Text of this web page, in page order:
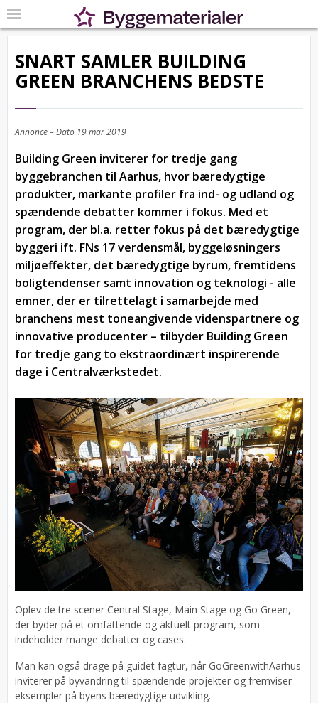
SNART SAMLER BUILDING
GREEN BRANCHENS BEDSTE
Annonce – Dato 19 mar 2019
Building Green inviterer for tredje gang
byggebranchen til Aarhus, hvor bæredygtige
produkter, markante profiler fra ind- og udland og
spændende debatter kommer i fokus. Med et
program, der bl.a. retter fokus på det bæredygtige
byggeri ift. FNs 17 verdensmål, byggeløsningers
miljøeffekter, det bæredygtige byrum, fremtidens
boligtendenser samt innovation og teknologi - alle
emner, der er tilrettelagt i samarbejde med
branchens mest toneangivende videnspartnere og
innovative producenter – tilbyder Building Green
for tredje gang to ekstraordinært inspirerende
dage i Centralværkstedet.
Oplev de tre scener Central Stage, Main Stage og Go Green,
der byder på et omfattende og aktuelt program, som
indeholder mange debatter og cases.
Man kan også drage på guidet fagtur, når GoGreenwithAarhus
inviterer på byvandring til spændende projekter og fremviser
eksempler på byens bæredygtige udvikling.